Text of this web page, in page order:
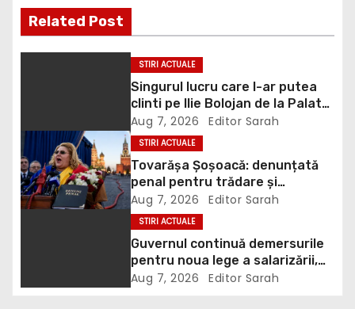
t
n
i
g
a
i
Related Post
STIRI ACTUALE
Singurul lucru care l-ar putea
clinti pe Ilie Bolojan de la Palatul
Victoria. Verdictul lui Bogdan
Chirieac
Aug 7, 2026 Editor Sarah
STIRI ACTUALE
Tovarășa Șoșoacă: denunțată
penal pentru trădare și
comunicarea de informații false
Aug 7, 2026 Editor Sarah
STIRI ACTUALE
Guvernul continuă demersurile
pentru noua lege a salarizării,
deși sindicatele se opun
Aug 7, 2026 Editor Sarah